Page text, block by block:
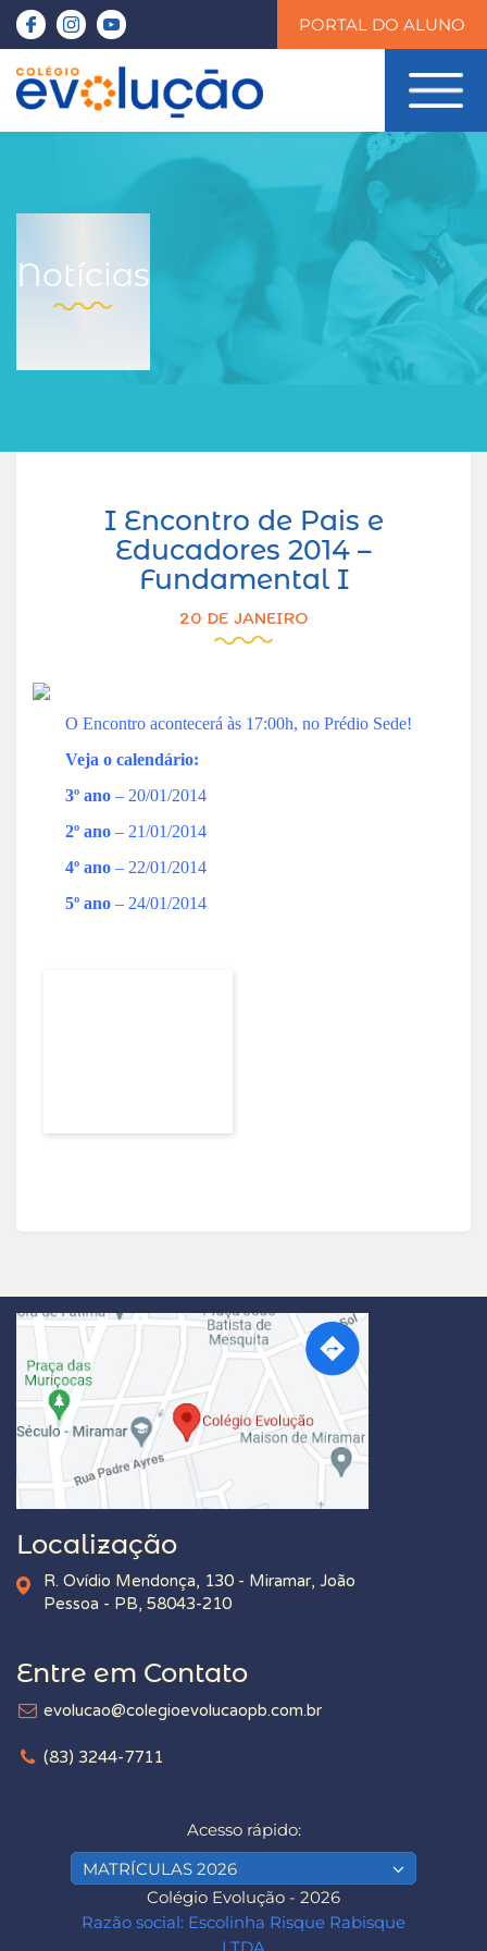
PORTAL DO ALUNO
Notícias
I Encontro de Pais e
Educadores 2014 –
Fundamental I
20 DE JANEIRO
O Encontro acontecerá às 17:00h, no Prédio Sede!
Veja o calendário:
3º ano – 20/01/2014
2º ano – 21/01/2014
4º ano – 22/01/2014
5º ano – 24/01/2014
Localização
R. Ovídio Mendonça, 130 - Miramar, João
Pessoa - PB, 58043-210
Entre em Contato
evolucao@colegioevolucaopb.com.br
(83) 3244-7711
Colégio Evolução - 2026
Razão social: Escolinha Risque Rabisque
Acesso rápido:
MATRÍCULAS 2026